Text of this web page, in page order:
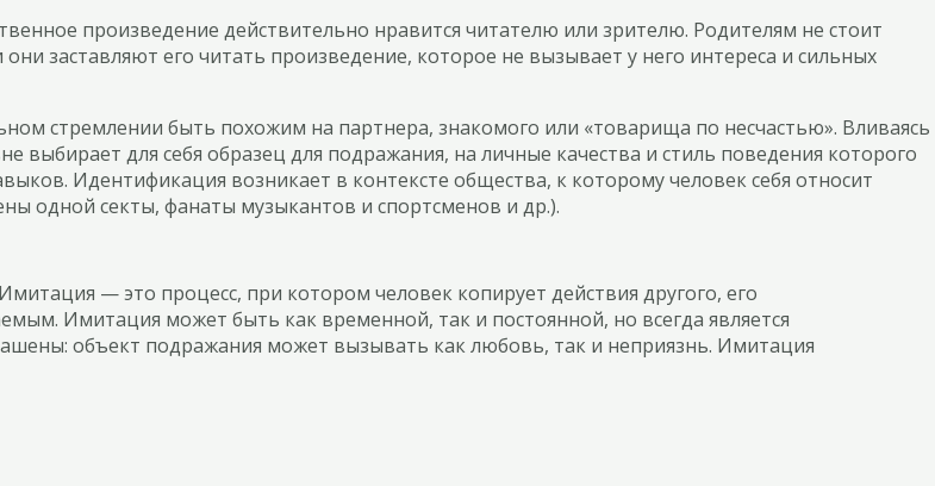
произведение действительно нравится читателю или зрителю. Родителям не стоит
заставляют его читать произведение, которое не вызывает у него интереса и сильных
стремлении быть похожим на партнера, знакомого или «товарища по несчастью». Вливаясь
выбирает для себя образец для подражания, на личные качества и стиль поведения которого
Идентификация возникает в контексте общества, к которому человек себя относит
одной секты, фанаты музыкантов и спортсменов и др.).
— это процесс, при котором человек копирует действия другого, его
Имитация может быть как временной, так и постоянной, но всегда является
объект подражания может вызывать как любовь, так и неприязнь. Имитация